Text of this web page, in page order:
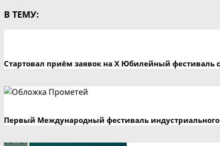
В ТЕМУ:
Стартовал приём заявок на X Юбилейный фестиваль
Первый Международный фестиваль